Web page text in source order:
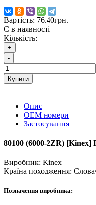
Вартість: 76.40грн.
Є в наявності
Кількість:
+
-
Купити
Опис
ОЕМ номери
Застосування
80100 (6000-2ZR)
Виробник: Kinex
Країна походження:
Позначення виробника: